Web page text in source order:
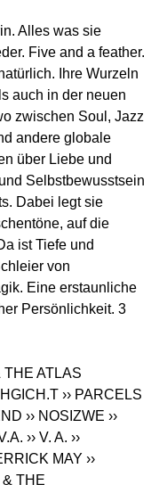
Alles was sie
Five and a feather.
Ihre Wurzeln
auch in der neuen
zwischen Soul, Jazz
andere globale
über Liebe und
Selbstbewusstsein
Dabei legt sie
auf die
ist Tiefe und
von
Eine erstaunliche
Persönlichkeit. 3
THE ATLAS
HGICH.T ›› PARCELS
›› NOSIZWE ››
›› V. A. ››
MAY ››
& THE